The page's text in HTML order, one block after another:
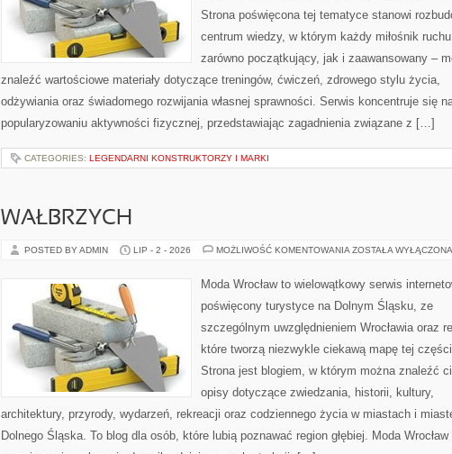
Strona poświęcona tej tematyce stanowi
centrum wiedzy, w którym każdy miłośnik
zarówno początkujący, jak i zaawansowany –
znaleźć wartościowe materiały dotyczące treningów, ćwiczeń, zdrowego stylu życia,
odżywiania oraz świadomego rozwijania własnej sprawności. Serwis koncentruje się
popularyzowaniu aktywności fizycznej, przedstawiając zagadnienia związane z […]
CATEGORIES: LEGENDARNI KONSTRUKTORZY I MARKI
WAŁBRZYCH
POSTED BY ADMIN LIP - 2 - 2026 MOŻLIWOŚĆ KOMENTOWANIA WAŁBRZYCH
ZOSTAŁA WYŁĄCZONA
Moda Wrocław to wielowątkowy serwis
poświęcony turystyce na Dolnym Śląsku, ze
szczególnym uwzględnieniem Wrocławia oraz
które tworzą niezwykle ciekawą mapę tej
Strona jest blogiem, w którym można znaleźć
opisy dotyczące zwiedzania, historii, kultury,
architektury, przyrody, wydarzeń, rekreacji oraz codziennego życia w miastach i
Dolnego Śląska. To blog dla osób, które lubią poznawać region głębiej. Moda Wrocław